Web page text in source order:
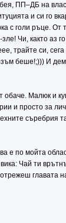
ПП–ДБ на
и си го
с голи ръце.
зле! Чи, както
трайте си,
беше!;))) И
Малюк и
и просто за
съребрия
е по мойта
Чай ти
главата